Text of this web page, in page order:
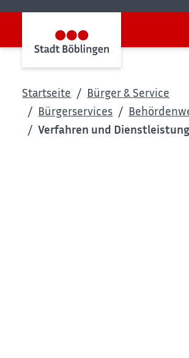
Startseite
Bürger & Service
Bürgerservices
Verfahren und